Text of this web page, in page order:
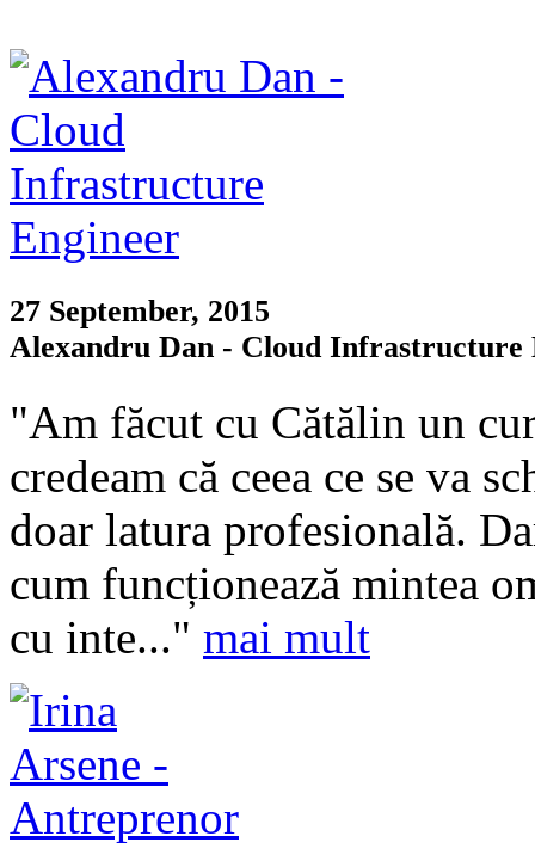
27 September, 2015
Alexandru Dan - Cloud Infrastructure
"Am făcut cu Cătălin un
credeam că ceea ce se va
doar latura profesională.
cum funcționează mintea
cu inte..." mai mult